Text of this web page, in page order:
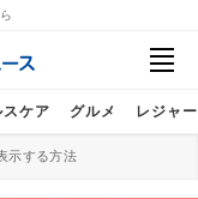
スケア グルメ レジャー
示する方法